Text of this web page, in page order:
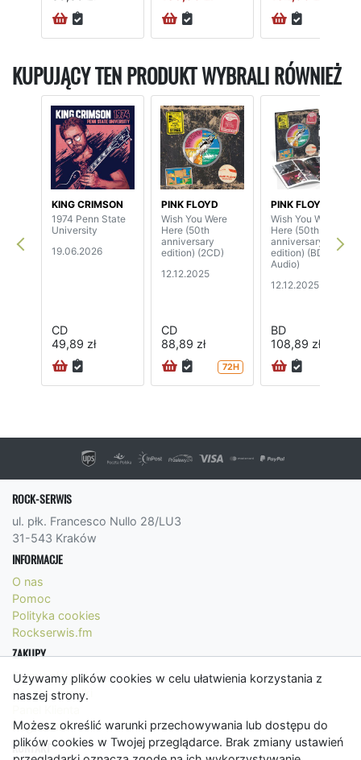
Używamy plików cookies w celu ułatwienia korzystania z
naszej strony.
Możesz określić warunki przechowywania lub dostępu do
plików cookies w Twojej przeglądarce. Brak zmiany ustawień
KUPUJĄCY TEN PRODUKT WYBRALI RÓWNIEŻ
KING CRIMSON
1974 Penn State
University
19.06.2026
CD
49,89 zł
PINK FLOYD
Wish You Were
Here (50th
anniversary
edition) (2CD)
12.12.2025
CD
88,89 zł
72H
PINK FLOYD
Wish You Were
Here (50th
anniversary
edition) (BD-
Audio)
12.12.2025
BD
108,89 zł
ROCK-SERWIS
ul. płk. Francesco Nullo 28/LU3
31-543 Kraków
INFORMACJE
O nas
Pomoc
Polityka cookies
Rockserwis.fm
ZAKUPY
Formy płatności
Koszty wysyłki
Regulamin
KONTAKT